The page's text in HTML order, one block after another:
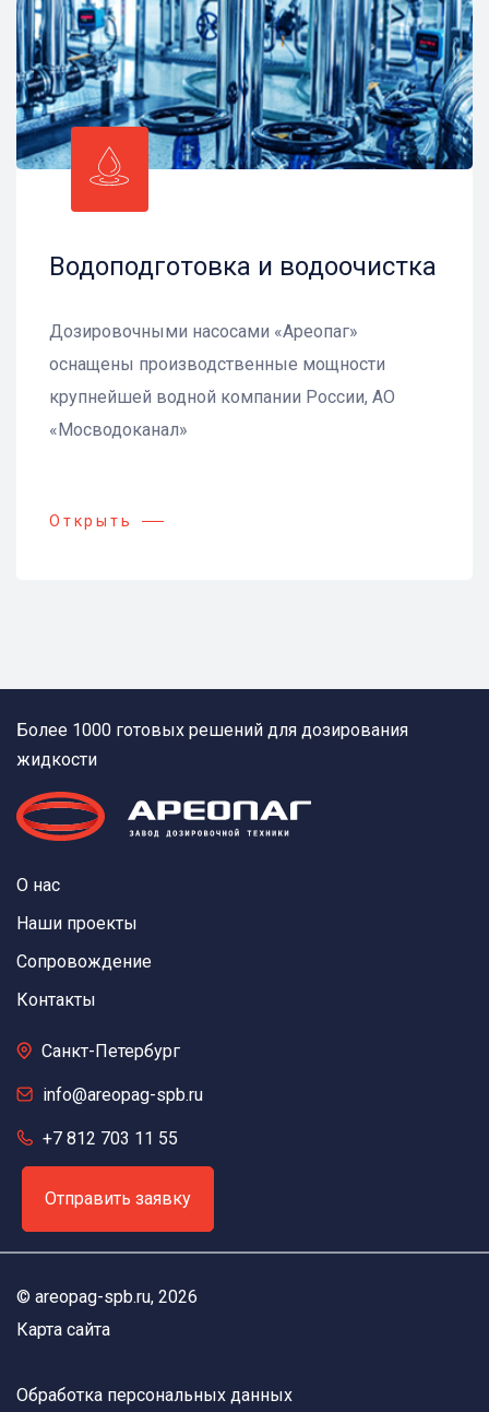
Водоподготовка и водоочистка
Дозировочными насосами «Ареопаг»
оснащены производственные мощности
крупнейшей водной компании России, АО
«Мосводоканал»
Открыть
Более 1000 готовых решений для дозирования
жидкости
О нас
Наши проекты
Сопровождение
Контакты
Санкт-Петербург
info@areopag-spb.ru
+7 812 703 11 55
Отправить заявку
© areopag-spb.ru, 2026
Карта сайта
Обработка персональных данных